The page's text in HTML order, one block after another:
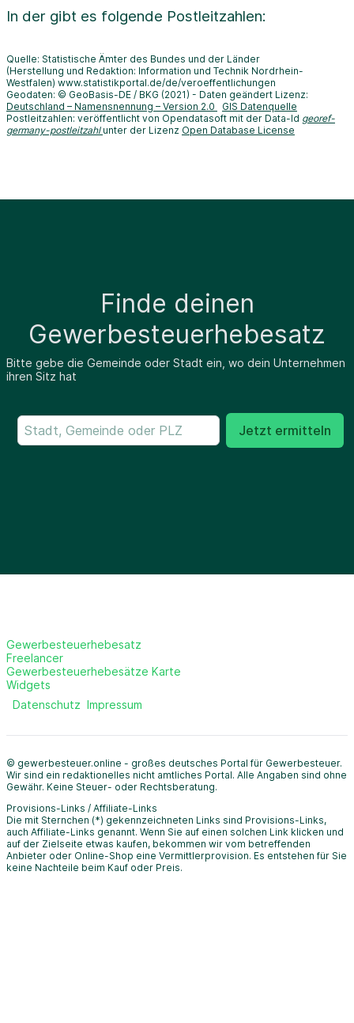
In der gibt es folgende Postleitzahlen:
Quelle: Statistische Ämter des Bundes und der Länder
(Herstellung und Redaktion: Information und Technik Nordrhein-
Westfalen) www.statistikportal.de/de/veroeffentlichungen
Geodaten: © GeoBasis-DE / BKG (2021) - Daten geändert Lizenz:
Deutschland – Namensnennung – Version 2.0
GIS Datenquelle
Postleitzahlen: veröffentlicht von Opendatasoft mit der Data-Id georef-
germany-postleitzahl unter der Lizenz Open Database License
Finde deinen
Gewerbesteuerhebesatz
Bitte gebe die Gemeinde oder Stadt ein, wo dein Unternehmen
ihren Sitz hat
Jetzt ermitteln
Gewerbesteuerhebesatz
Freelancer
Gewerbesteuerhebesätze Karte
Widgets
Datenschutz Impressum
© gewerbesteuer.online - großes deutsches Portal für Gewerbesteuer.
Wir sind ein redaktionelles nicht amtliches Portal. Alle Angaben sind ohne
Gewähr. Keine Steuer- oder Rechtsberatung.
Provisions-Links / Affiliate-Links
Die mit Sternchen (*) gekennzeichneten Links sind Provisions-Links,
auch Affiliate-Links genannt. Wenn Sie auf einen solchen Link klicken und
auf der Zielseite etwas kaufen, bekommen wir vom betreffenden
Anbieter oder Online-Shop eine Vermittlerprovision. Es entstehen für Sie
keine Nachteile beim Kauf oder Preis.